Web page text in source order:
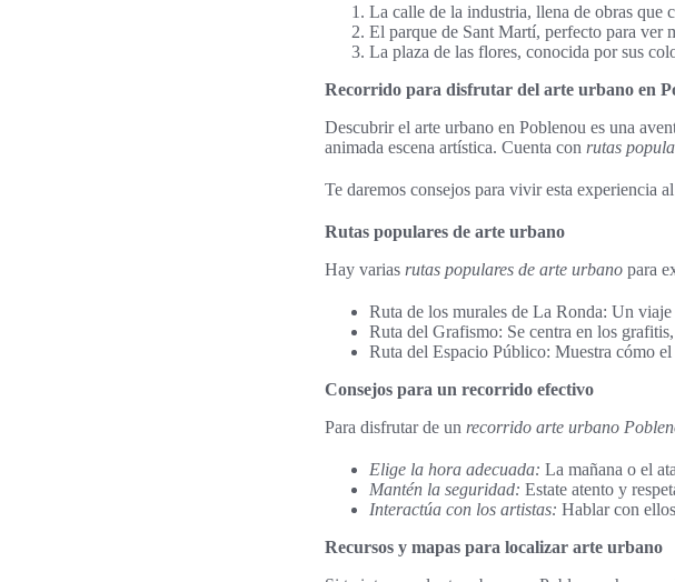
La calle de la industria, llena de obras que
El parque de Sant Martí, perfecto para ver
La plaza de las flores, conocida por sus
Recorrido para disfrutar del arte urbano en
Descubrir el arte urbano en Poblenou es una
animada escena artística. Cuenta con rutas
Te daremos consejos para vivir esta experiencia
Rutas populares de arte urbano
Hay varias rutas populares de arte urbano para
Ruta de los murales de La Ronda: Un
Ruta del Grafismo: Se centra en los
Ruta del Espacio Público: Muestra cómo
Consejos para un recorrido efectivo
Para disfrutar de un recorrido arte urbano
Elige la hora adecuada: La mañana o el
Mantén la seguridad: Estate atento y
Interactúa con los artistas: Hablar con
Recursos y mapas para localizar arte urbano